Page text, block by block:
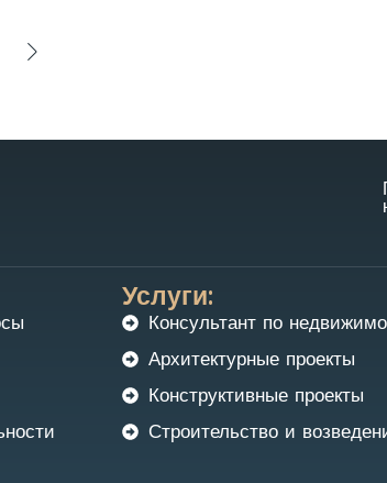
Услуги:
Консультант по
Архитектурные проекты
Конструктивные проекты
Строительство и